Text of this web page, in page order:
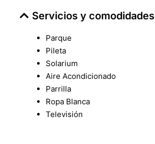
Servicios y comodidades
Parque
Pileta
Solarium
Aire Acondicionado
Parrilla
Ropa Blanca
Televisión